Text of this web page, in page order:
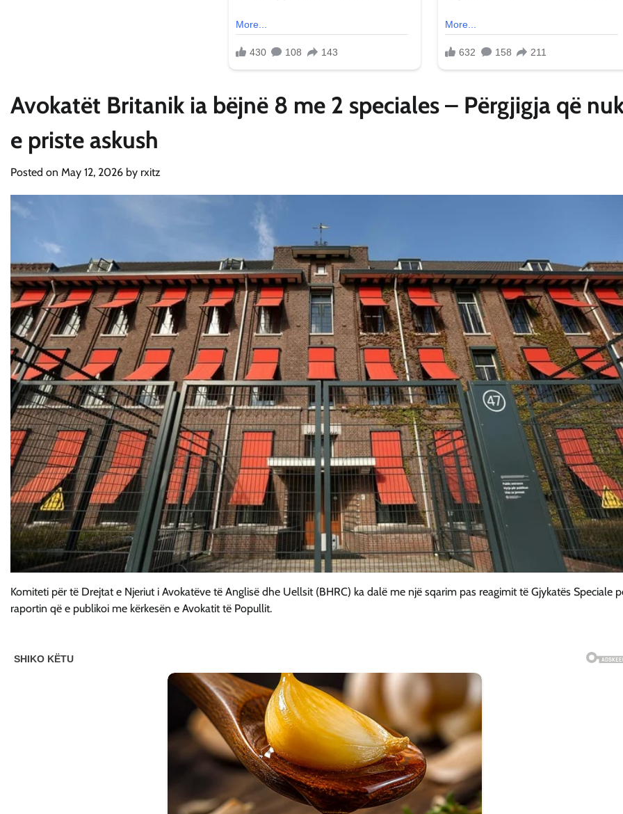
Avokatët Britanik ia bëjnë 8 me 2 speciales – Përgjigja që
e priste askush
Posted on May 12, 2026 by rxitz
Komiteti për të Drejtat e Njeriut i Avokatëve të Anglisë dhe Uellsit (BHRC) ka dalë me një sqarim pas reagimit të Gjykatës Speciale
raportin që e publikoi me kërkesën e Avokatit të Popullit.